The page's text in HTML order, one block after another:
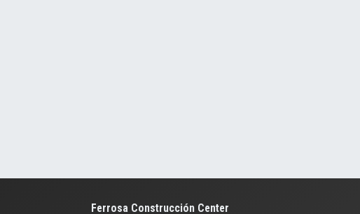
Ferrosa Construcción Center